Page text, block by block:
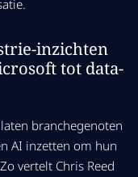
inzichten
tot data-
branchegenoten
AI inzetten om hun
vertelt Chris Reed